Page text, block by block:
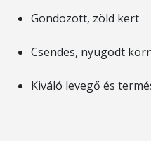
Gondozott, zöld kert
Csendes, nyugodt
Kiváló levegő és